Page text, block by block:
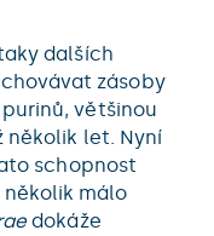
dalších
zásoby
většinou
několik let. Nyní
schopnost
několik málo
dokáže